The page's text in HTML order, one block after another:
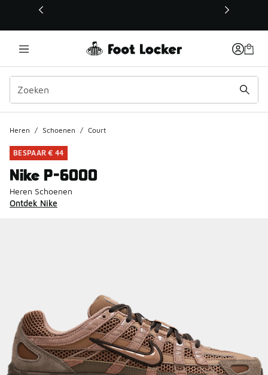
Deze link wordt geopend in een nieuw venster
Heren / Schoenen / Court
BESPAAR € 44
Nike P-6000
Heren Schoenen
Ontdek Nike